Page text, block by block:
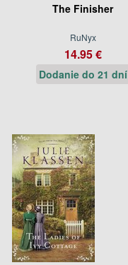
The Finisher
RuNyx
14.95 €
Dodanie do 21 dní